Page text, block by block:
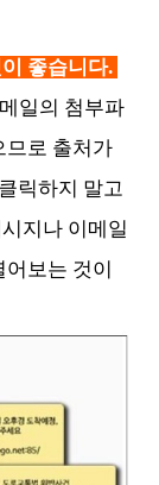
좋습니다.
일의 첨부파
므로 출처가
릭하지 말고
지나 이메일
보는 것이